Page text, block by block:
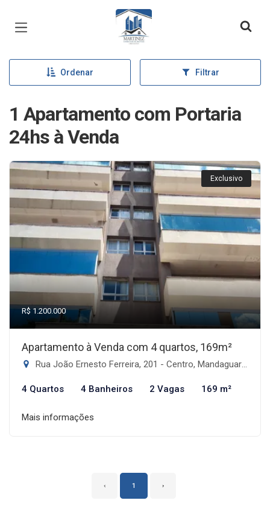
Página inicial
Ordenar Filtrar
1 Apartamento com Portaria
24hs à Venda
Exclusivo
R$ 1.200.000
Apartamento à Venda com 4 quartos, 169m²
Rua João Ernesto Ferreira, 201 - Centro, Mandaguari-PR
4 Quartos 4 Banheiros 2 Vagas 169 m²
Mais informações
‹ 1 ›